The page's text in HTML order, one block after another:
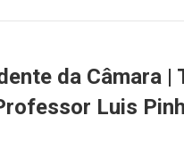
da Câmara |
Luis